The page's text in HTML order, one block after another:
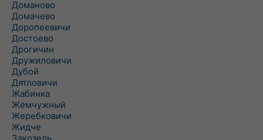
Доманово
Домачево
Доропеевичи
Достоево
Дрогичин
Дружиловичи
Дубой
Дятловичи
Жабинка
Жемчужный
Жеребковичи
Жидче